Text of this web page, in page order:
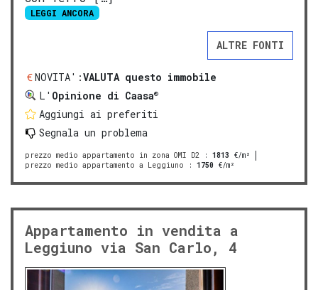
LEGGI ANCORA
ALTRE FONTI
NOVITA':VALUTA questo immobile
L' Opinione di Caasa®
Aggiungi ai preferiti
Segnala un problema
prezzo medio appartamento in zona OMI D2 : 1813 €/m²
prezzo medio appartamento a Leggiuno : 1750 €/m²
Appartamento in vendita a
Leggiuno via San Carlo, 4